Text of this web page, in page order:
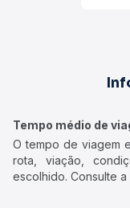
Tempo médio de
O tempo de viagem
rota, viação,
escolhido. Consulte